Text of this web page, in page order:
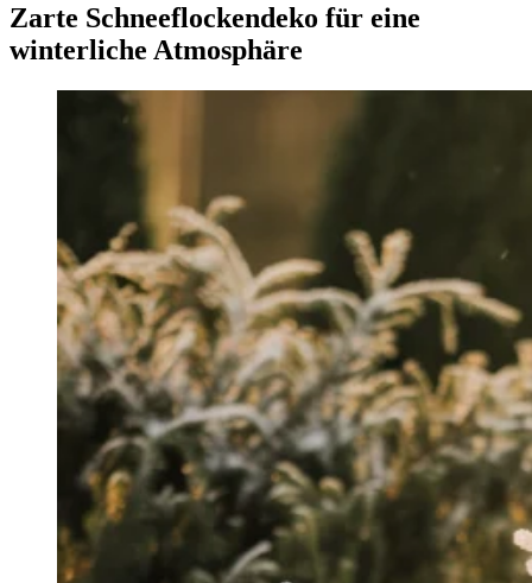
Zarte Schneeflockendeko für eine
winterliche Atmosphäre